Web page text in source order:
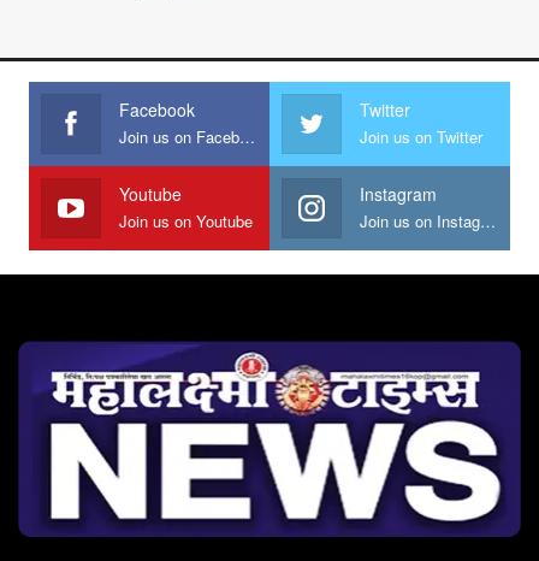
Facebook
Join us on Facebook
Twitter
Join us on Twitter
Youtube
Join us on Youtube
Instagram
Join us on Instagram